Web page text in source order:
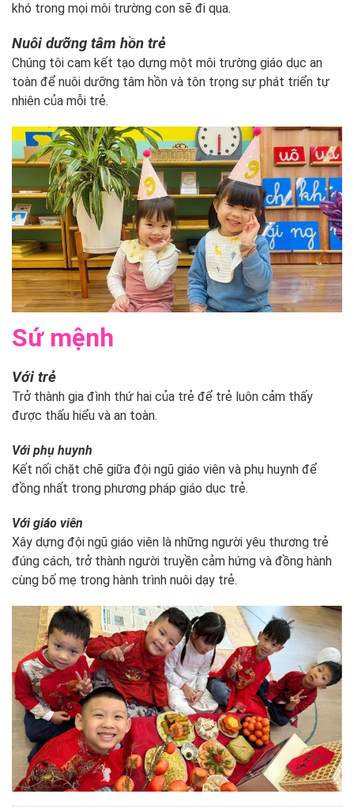
khó trong mọi môi trường con sẽ đi qua.
Nuôi dưỡng tâm hồn trẻ
Chúng tôi cam kết tạo dựng một môi trường giáo dục an
toàn để nuôi dưỡng tâm hồn và tôn trọng sự phát triển tự
nhiên của mỗi trẻ.
Sứ mệnh
Với trẻ
Trở thành gia đình thứ hai của trẻ để trẻ luôn cảm thấy
được thấu hiểu và an toàn.
Với phụ huynh
Kết nối chặt chẽ giữa đội ngũ giáo viên và phụ huynh để
đồng nhất trong phương pháp giáo dục trẻ.
Với giáo viên
Xây dựng đội ngũ giáo viên là những người yêu thương trẻ
đúng cách, trở thành người truyền cảm hứng và đồng hành
cùng bố mẹ trong hành trình nuôi dạy trẻ.